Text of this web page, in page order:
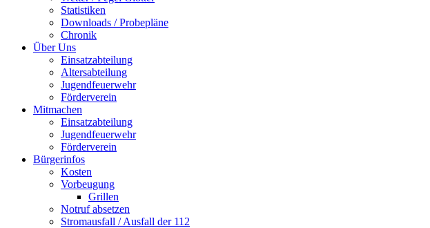
Statistiken
Downloads / Probepläne
Chronik
Über Uns
Einsatzabteilung
Altersabteilung
Jugendfeuerwehr
Förderverein
Mitmachen
Einsatzabteilung
Jugendfeuerwehr
Förderverein
Bürgerinfos
Kosten
Vorbeugung
Grillen
Notruf absetzen
Stromausfall / Ausfall der 112